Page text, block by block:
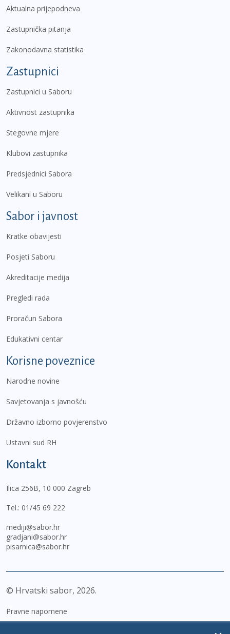
Aktualna prijepodneva
Zastupnička pitanja
Zakonodavna statistika
Zastupnici
Zastupnici u Saboru
Aktivnost zastupnika
Stegovne mjere
Klubovi zastupnika
Predsjednici Sabora
Velikani u Saboru
Sabor i javnost
Kratke obavijesti
Posjeti Saboru
Akreditacije medija
Pregledi rada
Proračun Sabora
Edukativni centar
Korisne poveznice
Narodne novine
Savjetovanja s javnošću
Državno izborno povjerenstvo
Ustavni sud RH
Kontakt
Ilica 256B, 10 000 Zagreb
Tel.: 01/45 69 222
mediji@sabor.hr
gradjani@sabor.hr
pisarnica@sabor.hr
© Hrvatski sabor, 2026
Pravne napomene